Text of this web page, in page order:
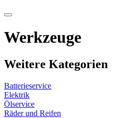
Werkzeuge
Weitere Kategorien
Batterieservice
Elektrik
Ölservice
Räder und Reifen